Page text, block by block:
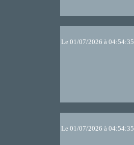
Le 01/07/2026 à 04:54:35
Le 01/07/2026 à 04:54:35